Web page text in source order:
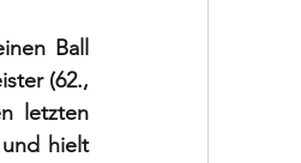
Ball
(62.,
letzten
hielt